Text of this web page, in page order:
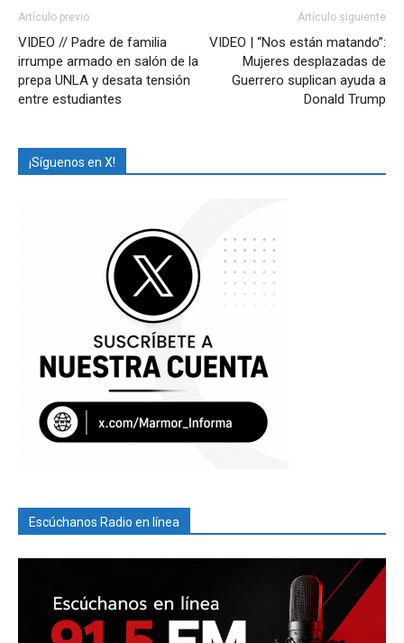
Artículo previo
VIDEO // Padre de familia
irrumpe armado en salón de la
prepa UNLA y desata tensión
entre estudiantes
Artículo siguiente
VIDEO | “Nos están matando”:
Mujeres desplazadas de
Guerrero suplican ayuda a
Donald Trump
¡Síguenos en X!
Escúchanos Radio en línea